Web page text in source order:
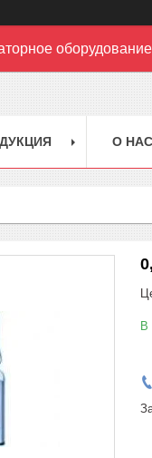
О НАС
В